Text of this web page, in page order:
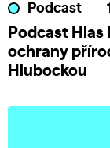
Podcast
Podcast Hlas
ochrany
Hlubockou